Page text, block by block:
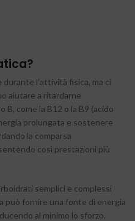
l’attività fisica, ma ci
aiutare a ritardarne
B, come la B12 o la B9 (acido
prolungata e sostenere
la comparsa
così prestazioni più
semplici e complessi
può fornire una fonte di energia
al minimo lo sforzo.